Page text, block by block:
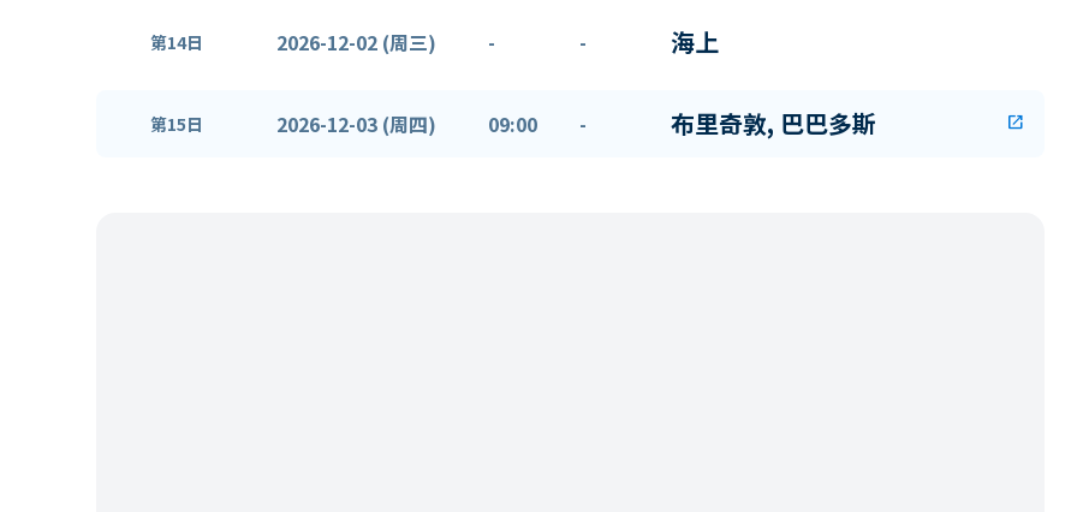
第14日 2026-12-02 (周三) - - 海上
第15日 2026-12-03 (周四) 09:00 - 布里奇敦, 巴巴多斯 open_in_new